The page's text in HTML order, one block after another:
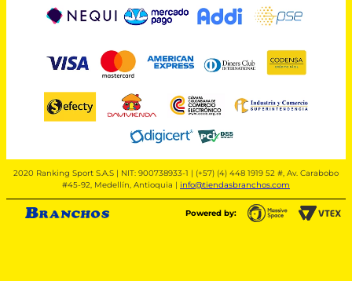
2020 Ranking Sport S.A.S | NIT: 900738933-1 | (+57) (4) 448 1919 52 #, Av. Carabobo
#45-92, Medellín, Antioquia | info@tiendasbranchos.com
Powered by: